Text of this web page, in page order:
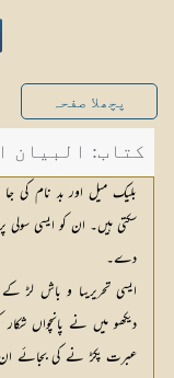
پچھلا صفحہ
کتاب: البیان
بلیک میل اور بد نام کی
سکتی ہیں۔ ان کو ایسی سولی
دے۔
ایسی تحریریںا و باش لڑ
دیکھو میں نے پانچواں
عبرت پکڑ نے کی بجائے